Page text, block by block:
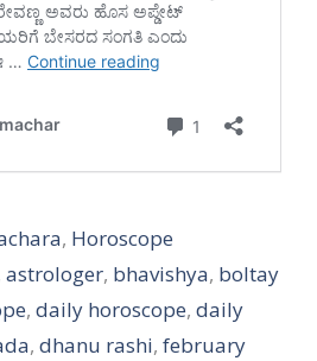
, Horoscope
astrologer, bhavishya, boltay
, daily horoscope, daily
, dhanu rashi, february